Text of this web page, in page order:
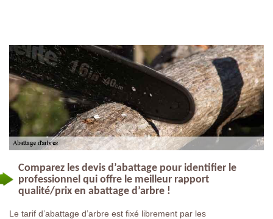
Comparez les devis d’abattage pour identifier le
professionnel qui offre le meilleur rapport
qualité/prix en abattage d’arbre !
Le tarif d’abattage d’arbre est fixé librement par les